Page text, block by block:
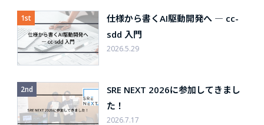
仕様から書くAI駆動開発へ ― cc-
sdd 入門
2026.5.29
SRE NEXT 2026に参加してきまし
た！
2026.7.17